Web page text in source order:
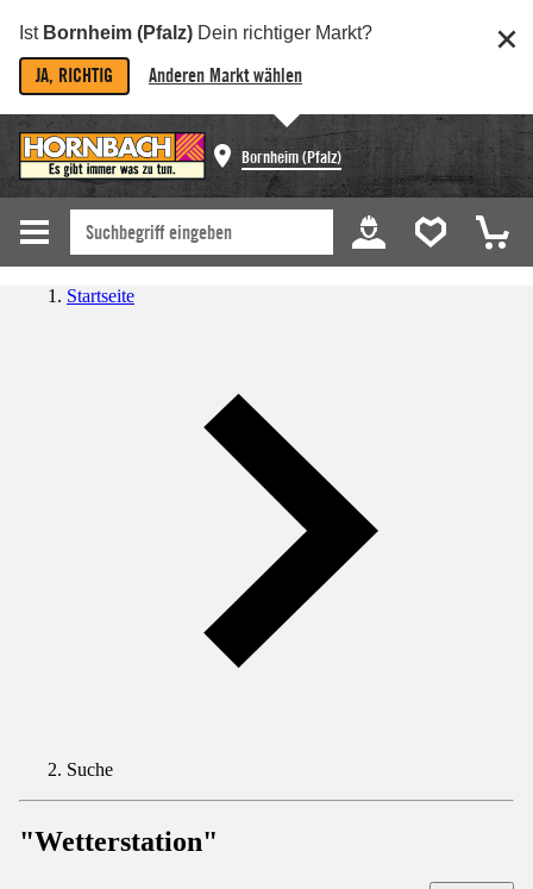
Ist Bornheim (Pfalz) Dein richtiger Markt?
JA, RICHTIG Anderen Markt wählen
Bornheim (Pfalz)
Startseite
Suche
"Wetterstation"